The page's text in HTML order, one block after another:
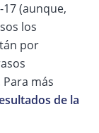
(aunque,
los
por
más
de la